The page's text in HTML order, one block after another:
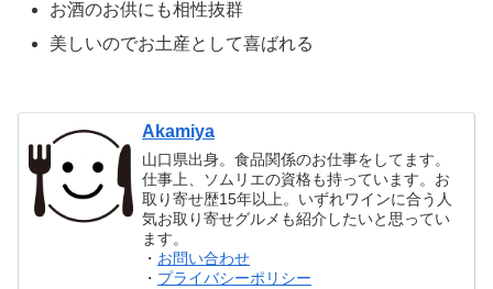
お酒のお供にも相性抜群
美しいのでお土産として喜ばれる
Akamiya
山口県出身。食品関係のお仕事をしてます。
仕事上、ソムリエの資格も持っています。お
取り寄せ歴15年以上。いずれワインに合う人
気お取り寄せグルメも紹介したいと思ってい
ます。
・ お問い合わせ
・ プライバシーポリシー